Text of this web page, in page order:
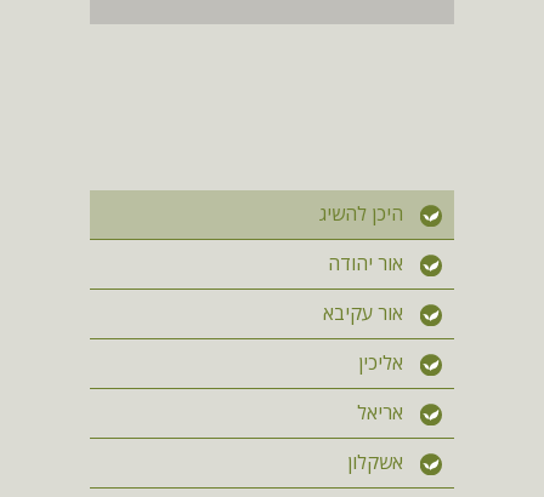
היכן להשיג
אור יהודה
אור עקיבא
אליכין
אריאל
אשקלון